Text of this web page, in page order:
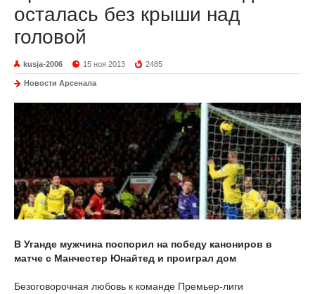
осталась без крыши над
головой
kusja-2006 15 ноя 2013 2485
Новости Арсенала
В Уганде мужчина поспорил на победу канониров в
матче с Манчестер Юнайтед и проиграл дом
Безоговорочная любовь к команде Премьер-лиги